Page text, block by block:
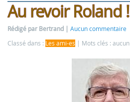
Au revoir Roland !
Rédigé par Bertrand
Aucun commentaire
Classé dans : Les ami-es Mots clés : aucun